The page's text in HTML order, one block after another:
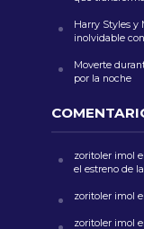
Harry Styles y
inolvidable
Moverte
por la noche
zoritoler imol
el estreno de
zoritoler imol
zoritoler imol